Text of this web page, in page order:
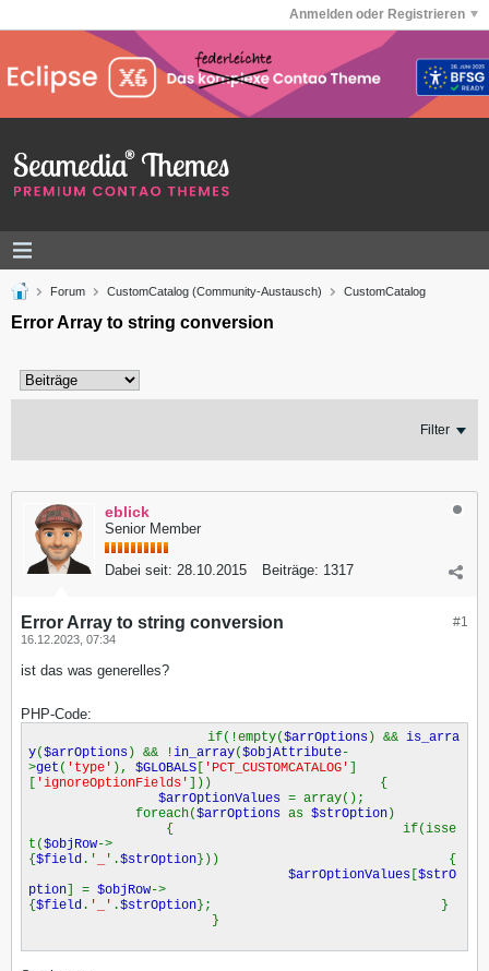
Anmelden oder Registrieren
Forum CustomCatalog (Community-Austausch) CustomCatalog
Error Array to string conversion
Filter
eblick
Senior Member
Dabei seit: 28.10.2015 Beiträge: 1317
#1
Error Array to string conversion
16.12.2023, 07:34
ist das was generelles?
PHP-Code:
if(!empty($arrOptions) && is_arra
y($arrOptions) && !in_array($objAttribute-
>get ( 'type' ), $GLOBALS [ 'PCT_CUSTOMCATALOG' ]
[ 'ignoreOptionFields' ])) {
$arrOptionValues = array();
foreach($arrOptions as $strOption)
{ if(isse
t($objRow->
{$field . '_' .$strOption})) {
$arrOptionValues [$strO
ption] = $objRow->
{$field . '_' .$strOption}; }
}